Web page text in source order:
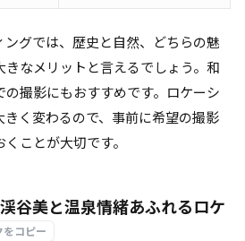
ングでは、歴史と自然、どちらの魅
なメリットと言えるでしょう。和
撮影にもおすすめです。ロケーシ
きく変わるので、事前に希望の撮影
ことが大切です。
谷美と温泉情緒あふれるロケ
をコピー